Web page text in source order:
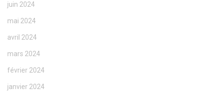
juin 2024
mai 2024
avril 2024
mars 2024
février 2024
janvier 2024